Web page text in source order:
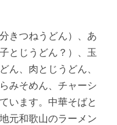
きつねうどん）、あ
とじうどん？）、玉
ん、肉とじうどん、
みそめん、チャーシ
います。中華そばと
元和歌山のラーメン